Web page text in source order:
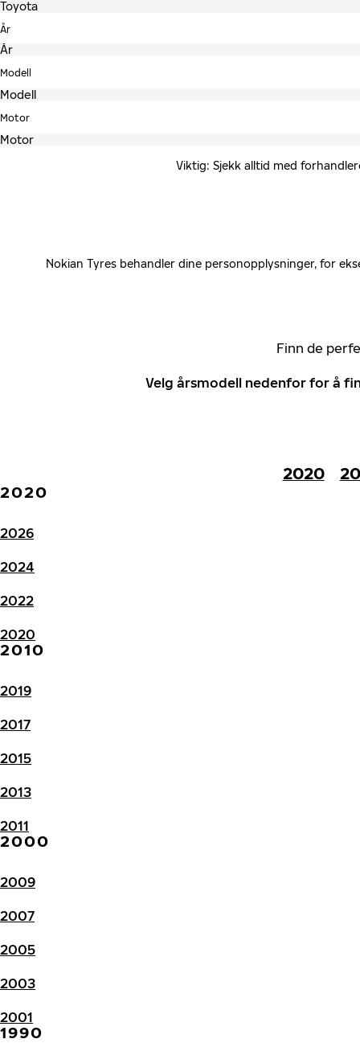
År
Modell
Motor
Viktig: Sjekk alltid med
Nokian Tyres behandler dine personopplysninger, for
Finn de
Velg årsmodell nedenfor for å
2020
2020
2026
2024
2022
2020
2010
2019
2017
2015
2013
2011
2000
2009
2007
2005
2003
2001
1990